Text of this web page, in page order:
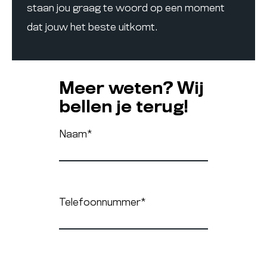
staan jou graag te woord op een moment
dat jouw het beste uitkomt.
Meer weten? Wij
bellen je terug!
Naam*
Telefoonnummer*